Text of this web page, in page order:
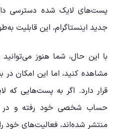
پست‌های لایک شده دسترسی
جدید اینستاگرام، این قابلیت
با این حال، شما هنوز
مشاهده کنید، اما این امکان
قرار دارد. اگر به پست‌هایی که
حساب شخصی خود رفته و در
منتشر شده‌اند، فعالیت‌های خود